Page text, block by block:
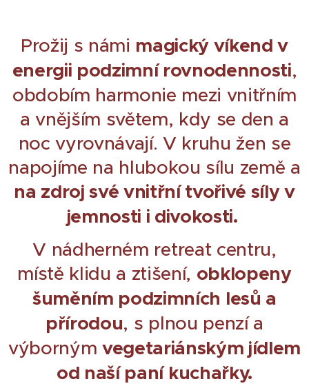
Prožij s námi magický víkend v
energii podzimní rovnodennosti,
obdobím harmonie mezi vnitřním
a vnějším světem, kdy se den a
noc vyrovnávají. V kruhu žen se
napojíme na hlubokou sílu země a
na zdroj své vnitřní tvořivé síly v
jemnosti i divokosti.
V nádherném retreat centru,
místě klidu a ztišení, obklopeny
šuměním podzimních lesů a
přírodou, s plnou penzí a
výborným vegetariánským jídlem
od naší paní kuchařky.